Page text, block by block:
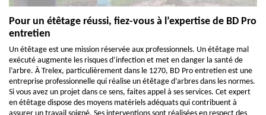
Pour un étêtage réussi, fiez-vous à l’expertise de BD Pro
entretien
Un étêtage est une mission réservée aux professionnels. Un étêtage mal
exécuté augmente les risques d’infection et met en danger la santé de
l’arbre. À Trelex, particulièrement dans le 1270, BD Pro entretien est une
entreprise professionnelle qui réalise un étêtage d’arbres dans les normes.
Si vous avez un projet dans ce sens, faites appel à ses services. Cet expert
en étêtage dispose des moyens matériels adéquats qui contribuent à